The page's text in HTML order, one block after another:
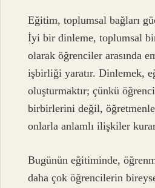
Eğitim, toplumsal bağları
İyi bir dinleme, toplumsal
olarak öğrenciler arasında
işbirliği yaratır. Dinlemek,
oluşturmaktır; çünkü
birbirlerini değil,
onlarla anlamlı ilişkiler
Bugünün eğitiminde,
daha çok öğrencilerin